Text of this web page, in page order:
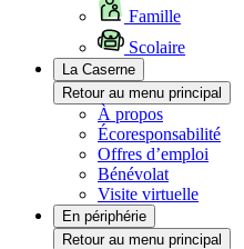
Famille
Scolaire
La Caserne
Retour au menu principal
À propos
Écoresponsabilité
Offres d’emploi
Bénévolat
Visite virtuelle
En périphérie
Retour au menu principal